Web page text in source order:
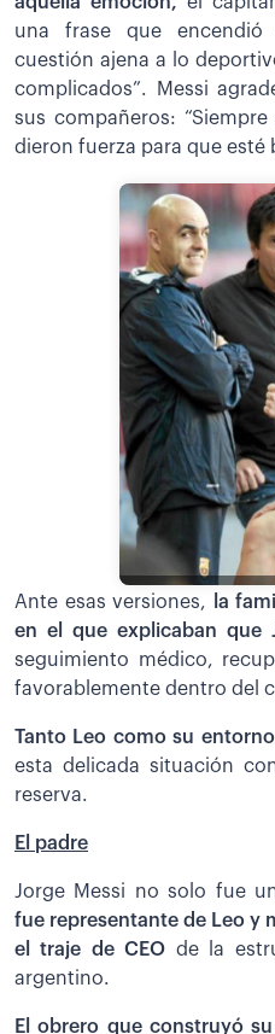
una frase que encendió
cuestión ajena a lo
complicados”. Messi
sus compañeros:
dieron fuerza para que esté
Ante esas versiones, la
en el que explicaban que
seguimiento médico,
favorablemente dentro del
Tanto Leo como su
esta delicada situación
reserva.
El padre
Jorge Messi no solo fue
fue representante de Leo y
el traje de CEO de la
argentino.
El obrero que construyó